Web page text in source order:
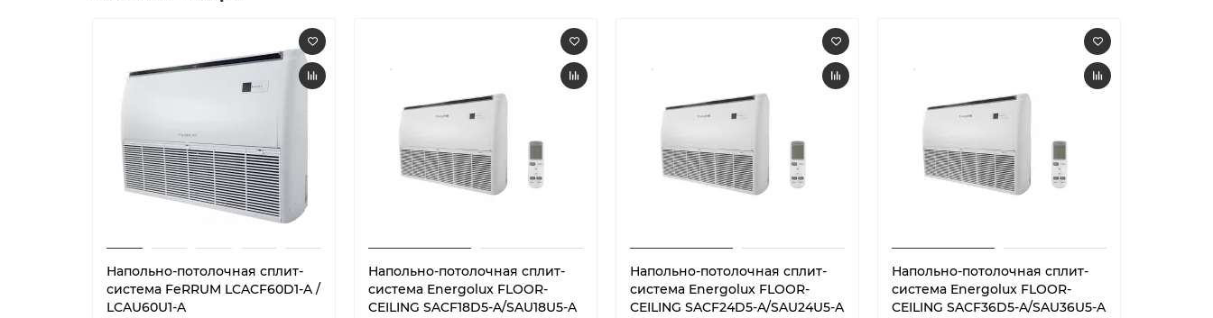
Напольно-потолочная сплит-
система FeRRUM LCACF60D1-A /
LCAU60U1-A
Напольно-потолочная сплит-
система Energolux FLOOR-
CEILING SACF18D5-A/SAU18U5-A
Напольно-потолочная сплит-
система Energolux FLOOR-
CEILING SACF24D5-A/SAU24U5-A
Напольно-потолочная сплит-
система Energolux FLOOR-
CEILING SACF36D5-A/SAU36U5-A